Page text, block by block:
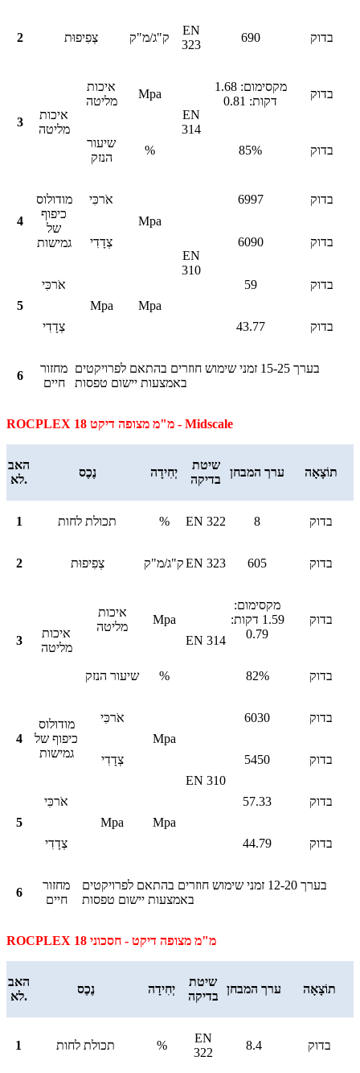
2 צְפִיפוּת ק"ג/מ"ק
EN
323
690 בדוק
3
איכות
מליטה
איכות
מליטה
Mpa
EN
314
מקסימום: 1.68
דקות: 0.81
בדוק
שיעור
הנזק
% 85% בדוק
4
מודולוס
כיפוף
של
גמישות
אֹרכִּי
Mpa
EN
310
6997 בדוק
צְדָדִי 6090 בדוק
5
אֹרכִּי
Mpa
Mpa
59 בדוק
צְדָדִי 43.77 בדוק
6
מחזור
חיים
בערך 15-25 זמני שימוש חוזרים בהתאם לפרויקטים
באמצעות יישום טפסות
ROCPLEX 18 מ"מ מצופה דיקט - Midscale
האב
לא.
נֶכֶס יְחִידָה
שיטת
בדיקה
ערך המבחן תוֹצָאָה
1 תכולת לחות % EN 322 8 בדוק
2 צְפִיפוּת ק"ג/מ"קEN 323 605 בדוק
3
איכות
מליטה
איכות
מליטה
Mpa
EN 314
מקסימום:
1.59 דקות:
0.79
בדוק
שיעור הנזק % 82% בדוק
4
מודולוס
כיפוף של
גמישות
אֹרכִּי
Mpa
EN 310
6030 בדוק
צְדָדִי 5450 בדוק
5
אֹרכִּי
Mpa
Mpa
57.33 בדוק
צְדָדִי 44.79 בדוק
6
מחזור
חיים
בערך 12-20 זמני שימוש חוזרים בהתאם לפרויקטים
באמצעות יישום טפסות
ROCPLEX 18 מ"מ מצופה דיקט - חסכוני
האב
לא.
נֶכֶס יְחִידָה
שיטת
בדיקה
ערך המבחן תוֹצָאָה
1 תכולת לחות %
EN
322
8.4 בדוק